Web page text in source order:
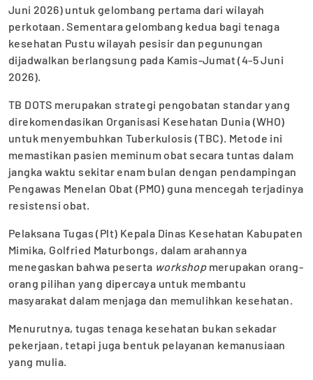
Juni 2026) untuk gelombang pertama dari wilayah
perkotaan. Sementara gelombang kedua bagi tenaga
kesehatan Pustu wilayah pesisir dan pegunungan
dijadwalkan berlangsung pada Kamis-Jumat (4-5 Juni
2026).
TB DOTS merupakan strategi pengobatan standar yang
direkomendasikan Organisasi Kesehatan Dunia (WHO)
untuk menyembuhkan Tuberkulosis (TBC). Metode ini
memastikan pasien meminum obat secara tuntas dalam
jangka waktu sekitar enam bulan dengan pendampingan
Pengawas Menelan Obat (PMO) guna mencegah terjadinya
resistensi obat.
Pelaksana Tugas (Plt) Kepala Dinas Kesehatan Kabupaten
Mimika, Golfried Maturbongs, dalam arahannya
menegaskan bahwa peserta workshop merupakan orang-
orang pilihan yang dipercaya untuk membantu
masyarakat dalam menjaga dan memulihkan kesehatan.
Menurutnya, tugas tenaga kesehatan bukan sekadar
pekerjaan, tetapi juga bentuk pelayanan kemanusiaan
yang mulia.